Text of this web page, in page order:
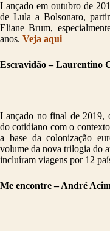
Lançado em outubro de
de Lula a Bolsonaro,
Eliane Brum,
anos. Veja aqui
Escravidão – Laurentino
Lançado no final de 2019,
do cotidiano com o
a base da colonização
volume da nova trilogia do
incluíram viagens por 12
Me encontre – André